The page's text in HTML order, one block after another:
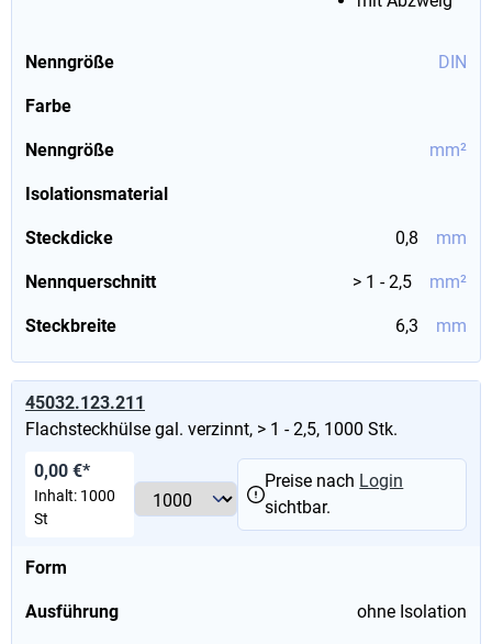
Nenngröße DIN
Farbe
Nenngröße mm²
Isolationsmaterial
Steckdicke 0,8 mm
Nennquerschnitt > 1 - 2,5 mm²
Steckbreite 6,3 mm
45032.123.211
Flachsteckhülse gal. verzinnt, > 1 - 2,5, 1000 Stk.
Form
Ausführung ohne Isolation
0,00 €*
Inhalt: 1000
St
Preise nach Login
sichtbar.